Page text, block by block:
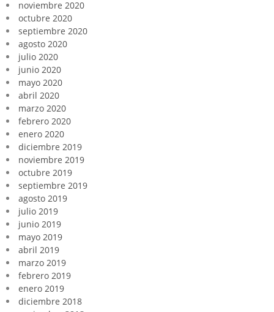
noviembre 2020
octubre 2020
septiembre 2020
agosto 2020
julio 2020
junio 2020
mayo 2020
abril 2020
marzo 2020
febrero 2020
enero 2020
diciembre 2019
noviembre 2019
octubre 2019
septiembre 2019
agosto 2019
julio 2019
junio 2019
mayo 2019
abril 2019
marzo 2019
febrero 2019
enero 2019
diciembre 2018